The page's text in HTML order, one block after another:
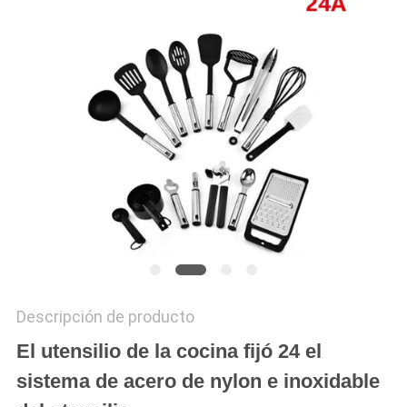
Descripción de producto
El utensilio de la cocina fijó 24 el
sistema de acero de nylon e inoxidable